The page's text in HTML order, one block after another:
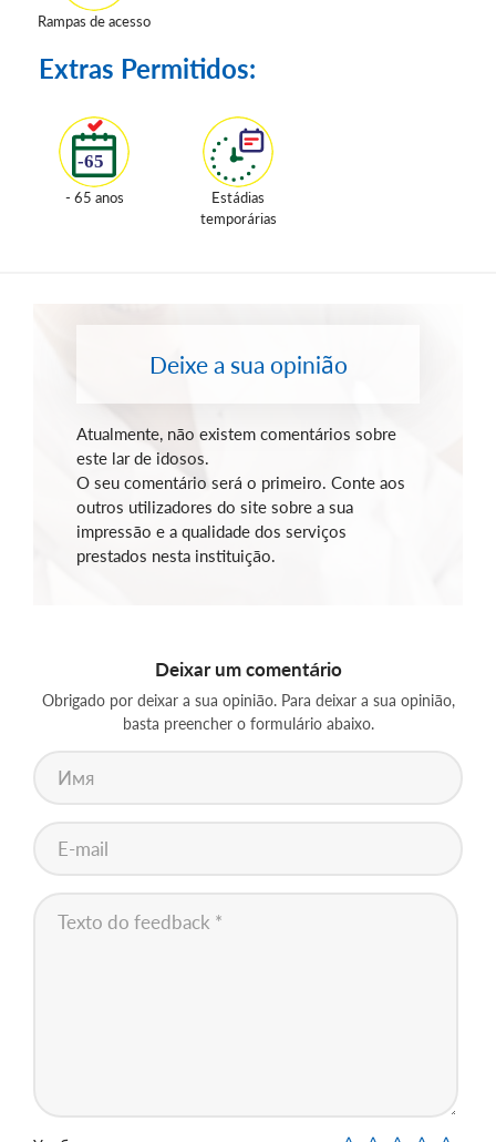
Rampas de acesso
Extras Permitidos:
- 65 anos
Estádias
temporárias
Deixe a sua opinião
Atualmente, não existem comentários sobre
este lar de idosos.
O seu comentário será o primeiro. Conte aos
outros utilizadores do site sobre a sua
impressão e a qualidade dos serviços
prestados nesta instituição.
Deixar um comentário
Obrigado por deixar a sua opinião. Para deixar a sua opinião,
basta preencher o formulário abaixo.